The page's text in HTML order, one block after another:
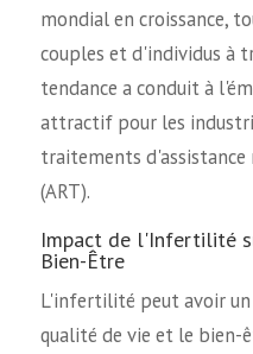
mondial en croissance,
couples et d'individus à
tendance a conduit à
attractif pour les
traitements
(ART).
Impact de l'Infertilité
Bien-Être
L'infertilité peut avoir
qualité de vie et le bien-